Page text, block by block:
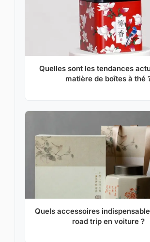
Quelles sont les tendances
matière de boîtes à thé
Quels accessoires
road trip en voiture ?